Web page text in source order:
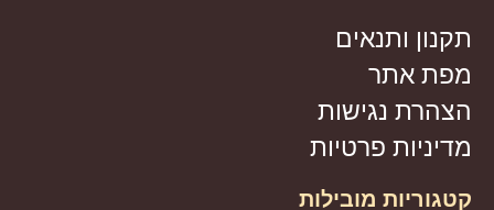
תקנון ותנאים
מפת אתר
הצהרת נגישות
מדיניות פרטיות
קטגוריות מובילות